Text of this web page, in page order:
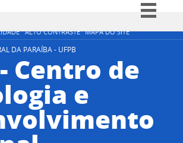
ALTO CONTRASTE MAPA DO SITE
Simplifique!
Participe
Legislação
Canais
DA PARAÍBA - UFPB
Centro de
e